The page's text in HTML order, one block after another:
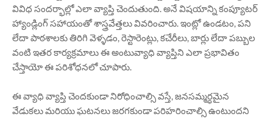
వివిధ సందర్భాల్లో ఎలా వ్యాప్తి చెందుతుంది. అనే విషయాన్ని కంప్యూటర్
హ్యాండ్లింగ్ సహాయంతో శాస్త్రవేత్తలు వివరించారు. ఇంట్లో ఉండటం, పని
లేదా పాఠశాలకు తిరిగి వెళ్ళడం, రెస్టారెంట్లు, కచేరీలు, బార్లు లేదా పబ్బుల
వంటి ఇతర కార్యక్రమాలు ఈ అంటువ్యాధి వ్యాప్తిని ఎలా ప్రభావితం
చేస్తాయో ఈ పరిశోధనలో చూపారు.
ఈ వ్యాధి వ్యాప్తి చెందకుండా నిరోధించాల్సి వస్తే, జనసమ్మర్ధమైన
వేడుకలు మరియు ఘటనలు జరగకుండా పరిహరించాల్సి ఉంటుందని